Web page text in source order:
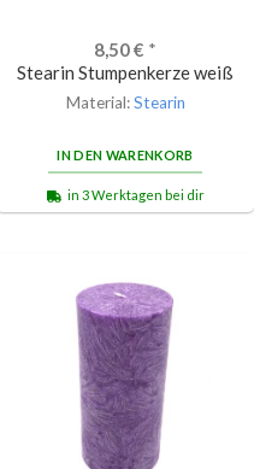
8,50€ *
Stearin Stumpenkerze weiß
Material:Stearin
IN DEN WARENKORB
in 3 Werktagen bei dir